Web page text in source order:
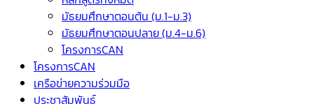
มัธยมศึกษาตอนต้น (ม.1-ม.3)
มัธยมศึกษาตอนปลาย (ม.4-ม.6)
โครงการCAN
โครงการCAN
เครือข่ายความร่วมมือ
ประชาสัมพันธ์